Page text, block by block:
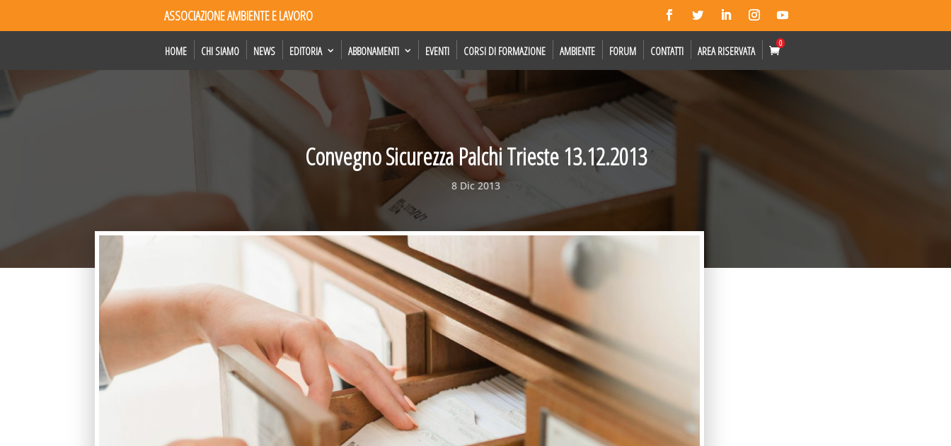
ASSOCIAZIONE AMBIENTE E LAVORO
HOME CHI SIAMO NEWS EDITORIA ABBONAMENTI EVENTI CORSI DI FORMAZIONE AMBIENTE FORUM CONTATTI AREA RISERVATA
0
Convegno Sicurezza Palchi Trieste 13.12.2013
8 Dic 2013